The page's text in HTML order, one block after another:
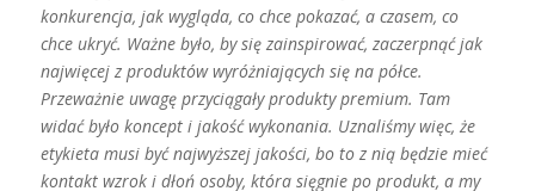
konkurencja, jak wygląda, co chce pokazać, a czasem, co
chce ukryć. Ważne było, by się zainspirować, zaczerpnąć jak
najwięcej z produktów wyróżniających się na półce.
Przeważnie uwagę przyciągały produkty premium. Tam
widać było koncept i jakość wykonania. Uznaliśmy więc, że
etykieta musi być najwyższej jakości, bo to z nią będzie mieć
kontakt wzrok i dłoń osoby, która sięgnie po produkt, a my